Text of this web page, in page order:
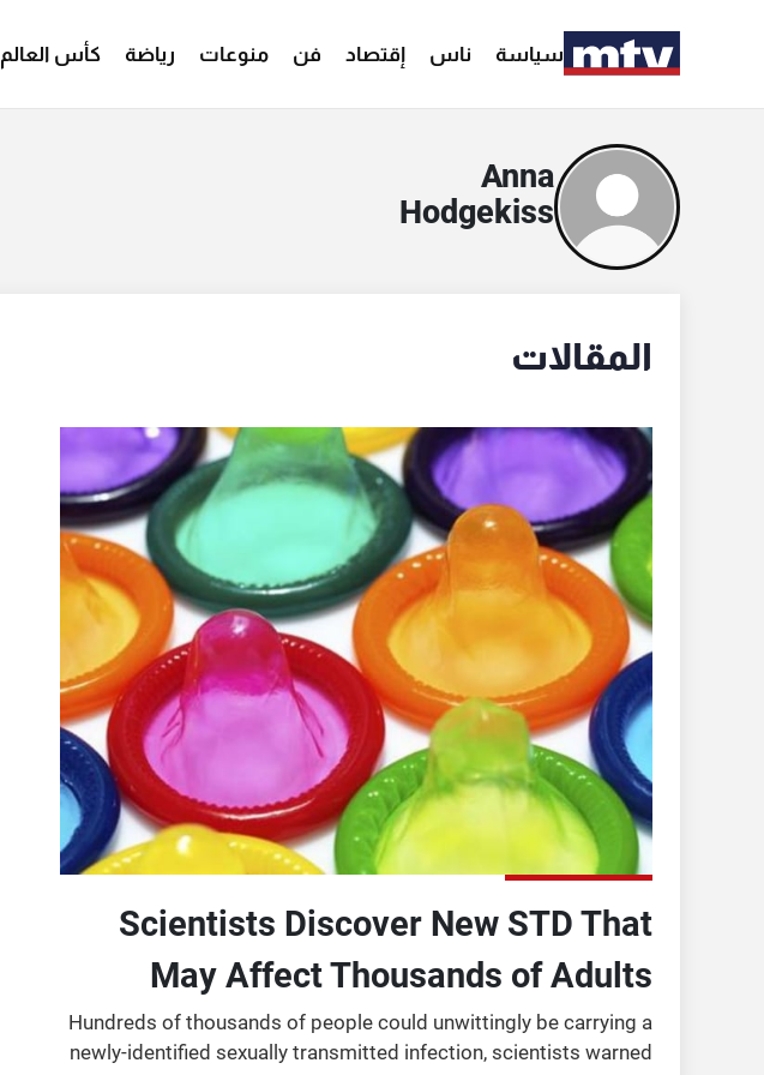
سياسة ناس إقتصاد فن منوعات رياضة كأس العالم
Anna
Hodgekiss
المقالات
Scientists Discover New STD That
May Affect Thousands of Adults
Hundreds of thousands of people could unwittingly be carrying a
newly-identified sexually transmitted infection, scientists warned